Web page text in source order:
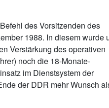
des Vorsitzenden des
1988. In diesem wurde
Verstärkung des operativen
noch die 18-Monate-
im Dienstsystem der
der DDR mehr Wunsch